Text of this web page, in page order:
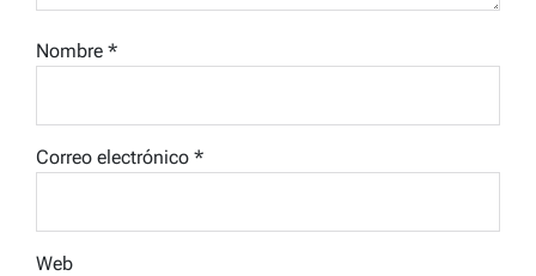
Nombre *
Correo electrónico *
Web